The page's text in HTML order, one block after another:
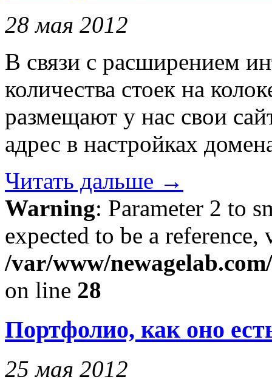
28 мая 2012
В связи с расширением
количества стоек на
размещают у нас свои
адрес в настройках
Читать дальше →
Warning: Parameter 2 to
expected to be a
/var/www/
on line 28
Портфолио, как оно
25 мая 2012